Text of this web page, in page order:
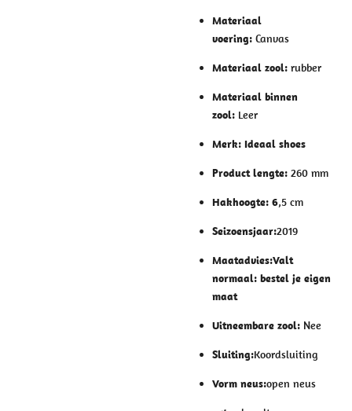
Materiaal
voering: Canvas
Materiaal zool: rubber
Materiaal binnen
zool: Leer
Merk: Ideaal shoes
Product lengte: 260 mm
Hakhoogte: 6,5 cm
Seizoensjaar:2019
Maatadvies:Valt
normaal: bestel je eigen
maat
Uitneembare zool: Nee
Sluiting:Koordsluiting
Vorm neus:open neus